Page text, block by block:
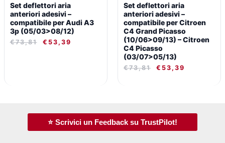
Set deflettori aria
anteriori adesivi –
compatibile per Audi A3
3p (05/03>08/12)
€73,81 € 53,39
Set deflettori aria
anteriori adesivi –
compatibile per Citroen
C4 Grand Picasso
(10/06>09/13) – Citroen
C4 Picasso
(03/07>05/13)
€73,81 € 53,39
⭐ Scrivici un Feedback su TrustPilot!